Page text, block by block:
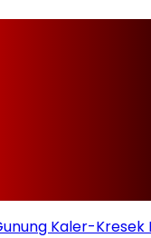
Kaler-Kresek